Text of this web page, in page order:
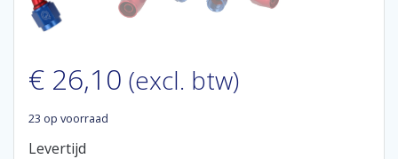
€ 26,10 (excl. btw)
23 op voorraad
Levertijd